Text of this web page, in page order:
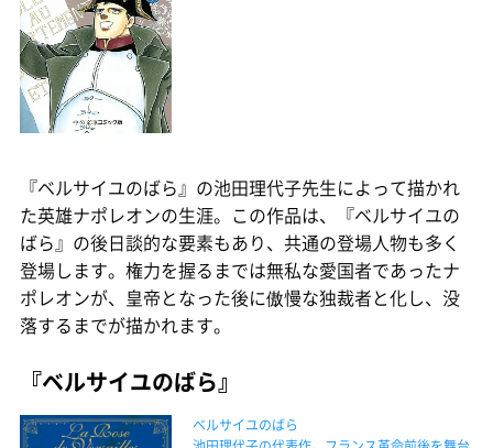
『ベルサイユのばら』の池田理代子先生によって描かれ
た英雄ナポレオンの生涯。この作品は、『ベルサイユの
ばら』の後日談的な要素もあり、共通の登場人物も多く
登場します。権力を握るまでは無私な愛国者であったナ
ポレオンが、皇帝となった後に傲慢な独裁者と化し、没
落するまでが描かれます。
『ベルサイユのばら』
ベルサイユのばら